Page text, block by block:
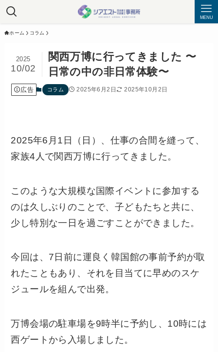
MENU
ホーム コラム
関西万博に行ってきました 〜
日常の中の非日常体験〜
2025
10/02
広告 コラム 2025年6月2日 2025年10月2日
2025年6月1日（日）、仕事の合間を縫って、
家族4人で関西万博に行ってきました。
このような大規模な国際イベントに参加する
のは久しぶりのことで、子どもたちと共に、
少し特別な一日を過ごすことができました。
今回は、7日前に運良く韓国館の事前予約が取
れたこともあり、それを目当てに早めのスケ
ジュールを組んで出発。
万博会場の駐車場を9時半に予約し、10時には
西ゲートから入場しました。